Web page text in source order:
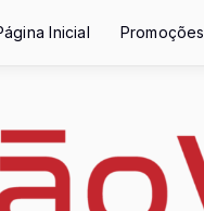
Inicial Promoções